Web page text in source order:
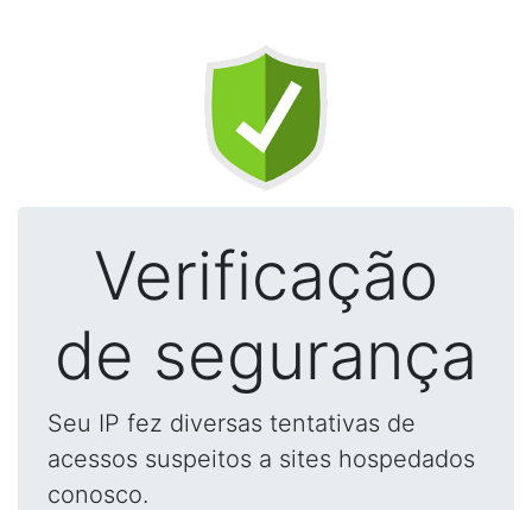
Verificação
de segurança
Seu IP fez diversas tentativas de
acessos suspeitos a sites hospedados
conosco.